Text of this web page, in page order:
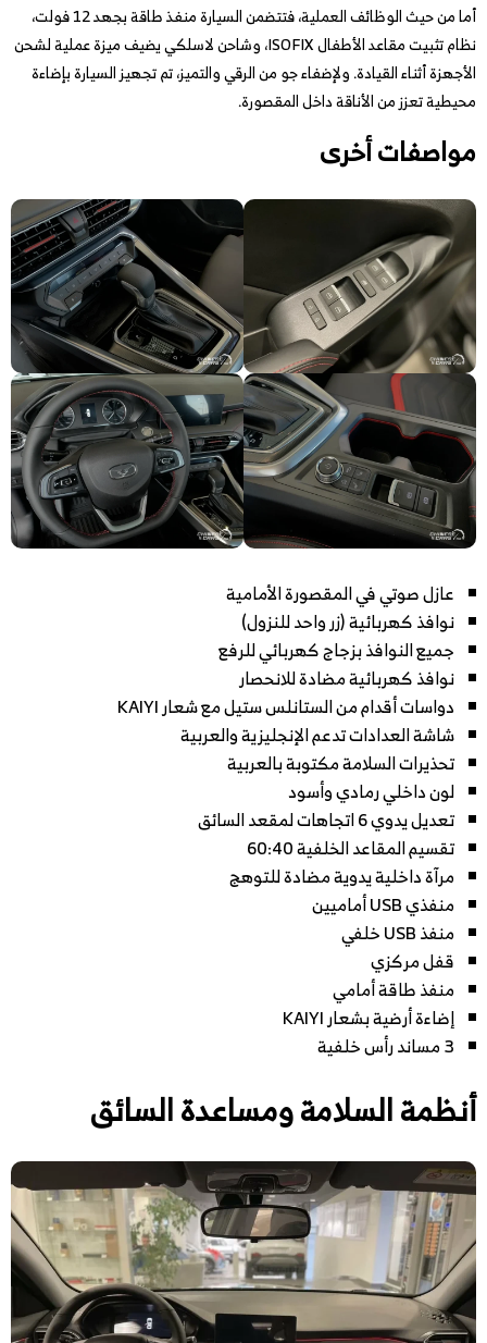
أما من حيث الوظائف العملية، فتتضمن السيارة منفذ طاقة بجهد 12 فولت،
نظام تثبيت مقاعد الأطفال ISOFIX، وشاحن لاسلكي يضيف ميزة عملية لشحن
الأجهزة أثناء القيادة. ولإضفاء جو من الرقي والتميز، تم تجهيز السيارة بإضاءة
محيطية تعزز من الأناقة داخل المقصورة.
مواصفات أخرى
عازل صوتي في المقصورة الأمامية
نوافذ كهربائية (زر واحد للنزول)
جميع النوافذ بزجاج كهربائي للرفع
نوافذ كهربائية مضادة للانحصار
دواسات أقدام من الستانلس ستيل مع شعار KAIYI
شاشة العدادات تدعم الإنجليزية والعربية
تحذيرات السلامة مكتوبة بالعربية
لون داخلي رمادي وأسود
تعديل يدوي 6 اتجاهات لمقعد السائق
تقسيم المقاعد الخلفية 60:40
مرآة داخلية يدوية مضادة للتوهج
منفذي USB أماميين
منفذ USB خلفي
قفل مركزي
منفذ طاقة أمامي
إضاءة أرضية بشعار KAIYI
3 مساند رأس خلفية
أنظمة السلامة ومساعدة السائق